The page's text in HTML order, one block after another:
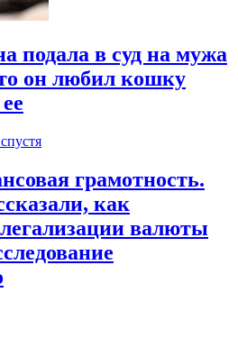
подала в суд на мужа
он любил кошку
грамотность.
как
валюты